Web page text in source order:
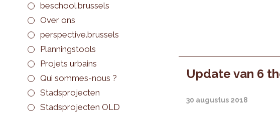
beschool.brussels
Over ons
perspective.brussels
Planningstools
Projets urbains
Qui sommes-nous ?
Stadsprojecten
Stadsprojecten OLD
Update van 6
30 augustus 2018